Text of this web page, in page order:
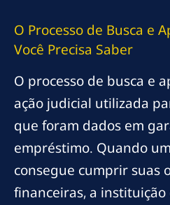
O Processo de Busca e
Você Precisa Saber
O processo de busca e
ação judicial utilizada
que foram dados em
empréstimo. Quando
consegue cumprir suas
financeiras, a